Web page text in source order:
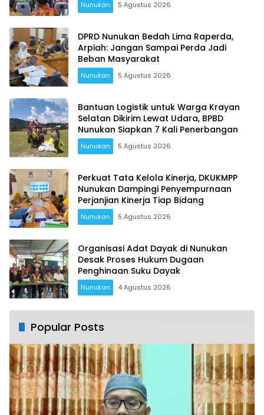
Nunukan 5 Agustus 2026
DPRD Nunukan Bedah Lima Raperda,
Arpiah: Jangan Sampai Perda Jadi
Beban Masyarakat
Nunukan 5 Agustus 2026
Bantuan Logistik untuk Warga Krayan
Selatan Dikirim Lewat Udara, BPBD
Nunukan Siapkan 7 Kali Penerbangan
Nunukan 5 Agustus 2026
Perkuat Tata Kelola Kinerja, DKUKMPP
Nunukan Dampingi Penyempurnaan
Perjanjian Kinerja Tiap Bidang
Nunukan 5 Agustus 2026
Organisasi Adat Dayak di Nunukan
Desak Proses Hukum Dugaan
Penghinaan Suku Dayak
Nunukan 4 Agustus 2026
Popular Posts